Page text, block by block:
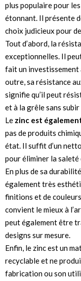
plus populaire pour
étonnant. Il présente
choix judicieux pour
Tout d’abord, la
exceptionnelles. Il
fait un investissement
outre, sa résistance
signifie qu’il peut
et à la grêle sans
Le zinc est
pas de produits
état. Il suffit d’un
pour éliminer la saleté
En plus de sa
également très
finitions et de
convient le mieux à
peut également être
designs sur mesure.
Enfin, le zinc est un
recyclable et ne
fabrication ou son